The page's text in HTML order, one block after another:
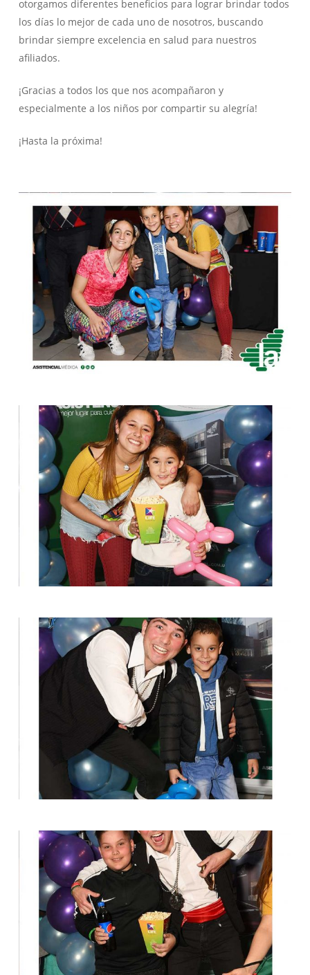
otorgamos diferentes beneficios para lograr brindar todos
los días lo mejor de cada uno de nosotros, buscando
brindar siempre excelencia en salud para nuestros
afiliados.
¡Gracias a todos los que nos acompañaron y
especialmente a los niños por compartir su alegría!
¡Hasta la próxima!